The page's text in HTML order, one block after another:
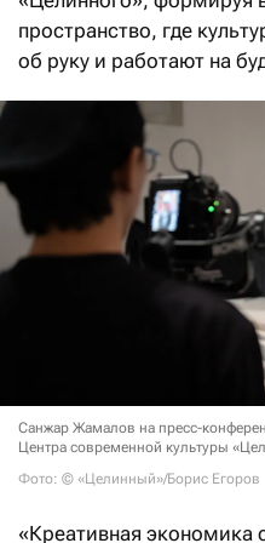
пространство, где
об руку и работают на
Санжар Жамалов на пресс-
Центра современной культуры
Фото: © «Целинный»/Борис Егоров
«Креативная экономика